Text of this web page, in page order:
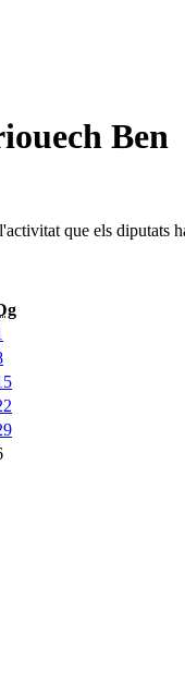
Ben
que els diputats